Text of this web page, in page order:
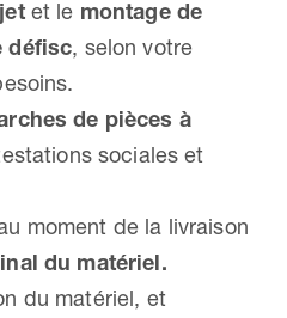
et le montage de
défisc, selon votre
de pièces à
sociales et
moment de la livraison
du matériel.
du matériel, et